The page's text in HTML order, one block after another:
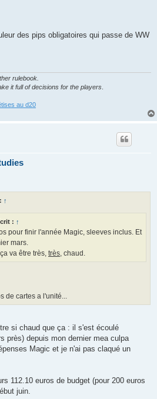
des pips obligatoires qui passe de WW
rulebook.
it full of decisions for the players
au d20
↑
: ↑
pour finir l'année Magic, sleeves inclus. Et
mars.
va être très, très, chaud.
de cartes a l'unité...
si chaud que ça : il s'est écoulé
près) depuis mon dernier mea culpa
Magic et je n'ai pas claqué un
112.10 euros de budget (pour 200 euros
juin.